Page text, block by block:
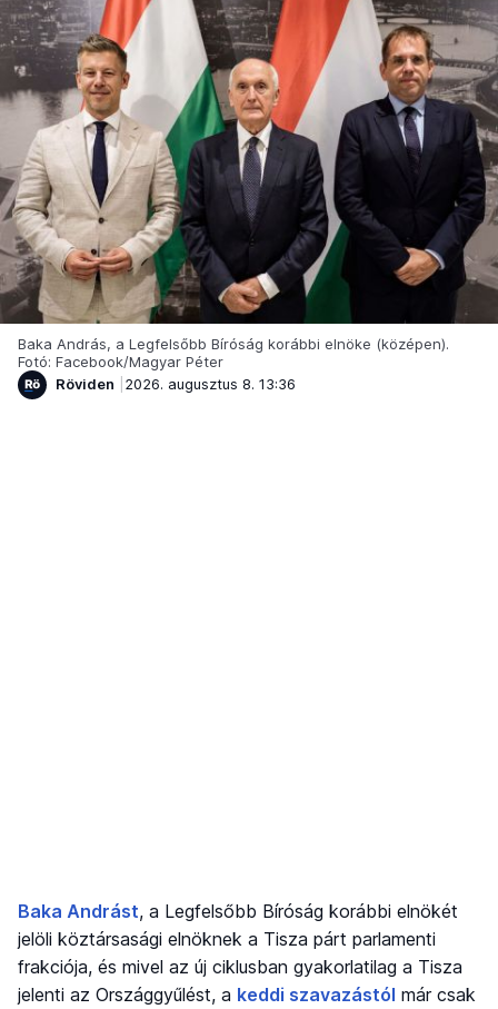
Baka András, a Legfelsőbb Bíróság korábbi elnöke (középen).
Fotó: Facebook/Magyar Péter
Röviden
2026. augusztus 8. 13:36
Baka Andrást, a Legfelsőbb Bíróság korábbi elnökét
jelöli köztársasági elnöknek a Tisza párt parlamenti
frakciója, és mivel az új ciklusban gyakorlatilag a Tisza
jelenti az Országgyűlést, a keddi szavazástól már csak